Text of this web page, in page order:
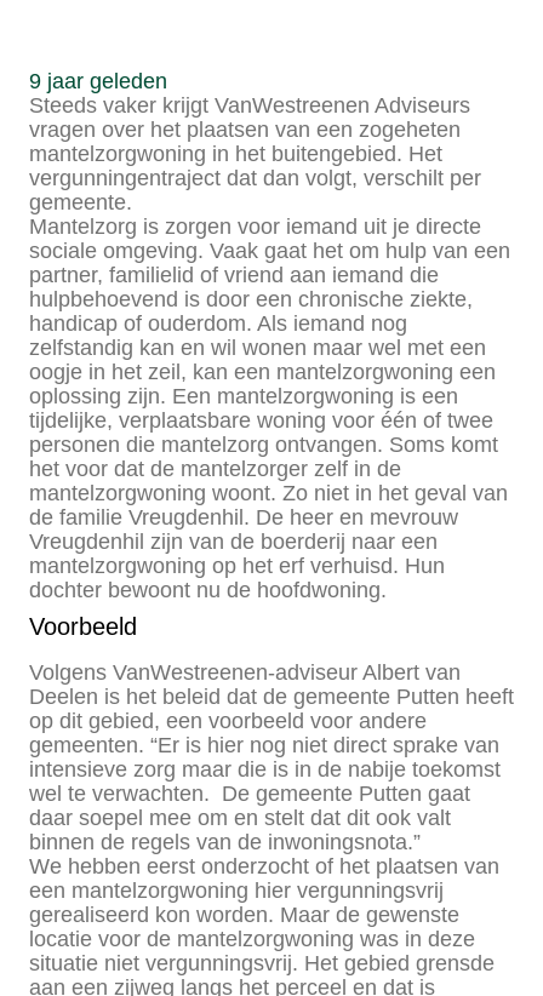
9 jaar geleden
Steeds vaker krijgt VanWestreenen Adviseurs
vragen over het plaatsen van een zogeheten
mantelzorgwoning in het buitengebied. Het
vergunningentraject dat dan volgt, verschilt per
gemeente.
Mantelzorg is zorgen voor iemand uit je directe
sociale omgeving. Vaak gaat het om hulp van een
partner, familielid of vriend aan iemand die
hulpbehoevend is door een chronische ziekte,
handicap of ouderdom. Als iemand nog
zelfstandig kan en wil wonen maar wel met een
oogje in het zeil, kan een mantelzorgwoning een
oplossing zijn. Een mantelzorgwoning is een
tijdelijke, verplaatsbare woning voor één of twee
personen die mantelzorg ontvangen. Soms komt
het voor dat de mantelzorger zelf in de
mantelzorgwoning woont. Zo niet in het geval van
de familie Vreugdenhil. De heer en mevrouw
Vreugdenhil zijn van de boerderij naar een
mantelzorgwoning op het erf verhuisd. Hun
dochter bewoont nu de hoofdwoning.
Voorbeeld
Volgens VanWestreenen-adviseur Albert van
Deelen is het beleid dat de gemeente Putten heeft
op dit gebied, een voorbeeld voor andere
gemeenten. “Er is hier nog niet direct sprake van
intensieve zorg maar die is in de nabije toekomst
wel te verwachten. De gemeente Putten gaat
daar soepel mee om en stelt dat dit ook valt
binnen de regels van de inwoningsnota.”
We hebben eerst onderzocht of het plaatsen van
een mantelzorgwoning hier vergunningsvrij
gerealiseerd kon worden. Maar de gewenste
locatie voor de mantelzorgwoning was in deze
situatie niet vergunningsvrij. Het gebied grensde
aan een zijweg langs het perceel en dat is